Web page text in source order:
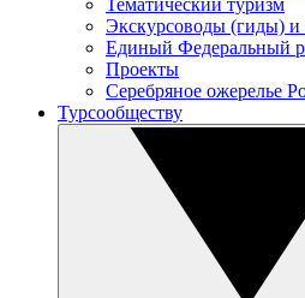
Тематический туризм
Экскурсоводы (гиды) и
Единый Федеральный
Проекты
Серебряное ожерелье
Турсообществу